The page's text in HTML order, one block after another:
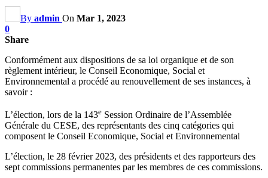
By admin On Mar 1, 2023
0
Share
Conformément aux dispositions de sa loi organique et de son
règlement intérieur, le Conseil Economique, Social et
Environnemental a procédé au renouvellement de ses instances, à
savoir :
L’élection, lors de la 143e Session Ordinaire de l’Assemblée
Générale du CESE, des représentants des cinq catégories qui
composent le Conseil Economique, Social et Environnemental
L’élection, le 28 février 2023, des présidents et des rapporteurs des
sept commissions permanentes par les membres de ces commissions.